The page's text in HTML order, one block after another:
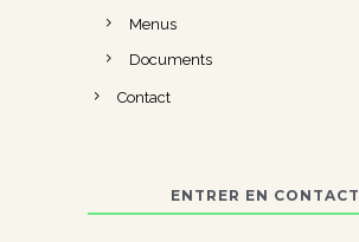
Menus
Documents
Contact
ENTRER EN CONTACT